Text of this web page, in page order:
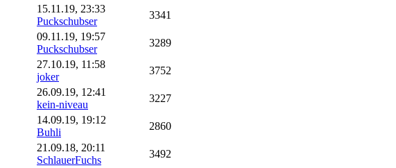
15.11.19, 23:33
Puckschubser
3341
09.11.19, 19:57
Puckschubser
3289
27.10.19, 11:58
joker
3752
26.09.19, 12:41
kein-niveau
3227
14.09.19, 19:12
Buhli
2860
21.09.18, 20:11
SchlauerFuchs
3492